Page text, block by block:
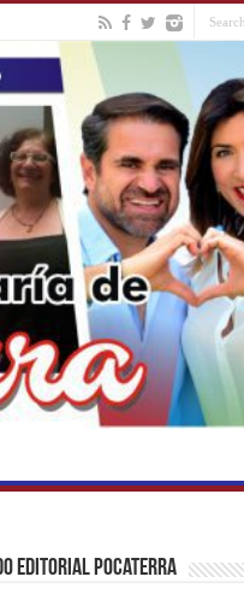
Editorial Pocaterra